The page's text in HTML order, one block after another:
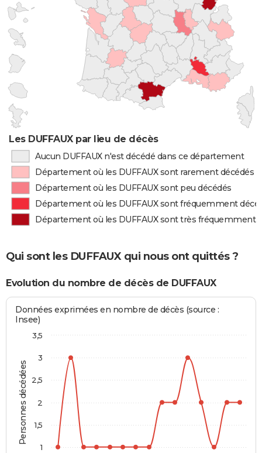
Les DUFFAUX par lieu de décès
Aucun DUFFAUX n'est décédé dans ce département
Département où les DUFFAUX sont rarement décédés
Département où les DUFFAUX sont peu décédés
Département où les DUFFAUX sont fréquemment
Département où les DUFFAUX sont très fréquemment
Qui sont les DUFFAUX qui nous ont quittés ?
Evolution du nombre de décès de DUFFAUX
Personnes décédées
Données exprimées en nombre de décès (source :
Insee)
1
1,5
2
2,5
3
3,5